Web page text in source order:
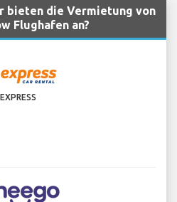
bieten die Vermietung von
Flughafen an?
EXPRESS